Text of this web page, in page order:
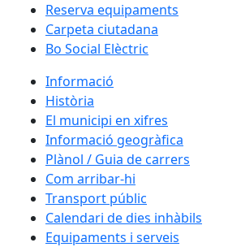
Reserva equipaments
Carpeta ciutadana
Bo Social Elèctric
Informació
Història
El municipi en xifres
Informació geogràfica
Plànol / Guia de carrers
Com arribar-hi
Transport públic
Calendari de dies inhàbils
Equipaments i serveis